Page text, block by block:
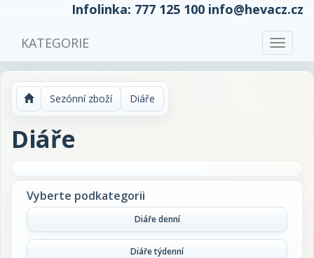
Infolinka: 777 125 100 info@hevacz.cz
Toggle
KATEGORIE
Sezónní zboží Diáře
Diáře
Vyberte podkategorii
Diáře denní
Diáře týdenní